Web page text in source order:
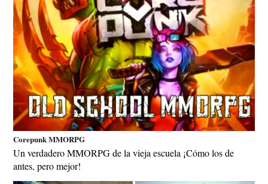
Corepunk MMORPG
Un verdadero MMORPG de la vieja escuela ¡Cómo los de
antes, pero mejor!